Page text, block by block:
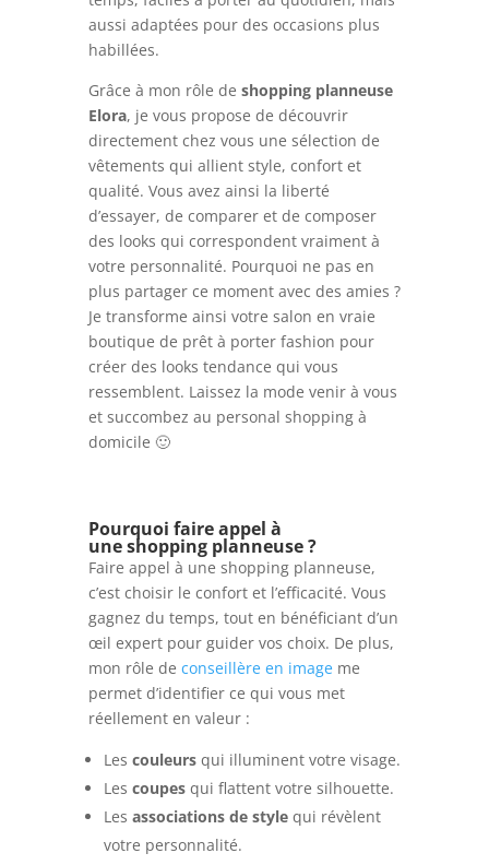
aussi adaptées pour des occasions plus
habillées.
Grâce à mon rôle de shopping planneuse
Elora, je vous propose de découvrir
directement chez vous une sélection de
vêtements qui allient style, confort et
qualité. Vous avez ainsi la liberté
d’essayer, de comparer et de composer
des looks qui correspondent vraiment à
votre personnalité. Pourquoi ne pas en
plus partager ce moment avec des amies ?
Je transforme ainsi votre salon en vraie
boutique de prêt à porter fashion pour
créer des looks tendance qui vous
ressemblent. Laissez la mode venir à vous
et succombez au personal shopping à
domicile 🙂
Pourquoi faire appel à
une shopping planneuse ?
Faire appel à une shopping planneuse,
c’est choisir le confort et l’efficacité. Vous
gagnez du temps, tout en bénéficiant d’un
œil expert pour guider vos choix. De plus,
mon rôle de conseillère en imageme
permet d’identifier ce qui vous met
réellement en valeur :
Les couleursqui illuminent votre visage.
Les coupesqui flattent votre silhouette.
Les associations de stylequi révèlent
votre personnalité.